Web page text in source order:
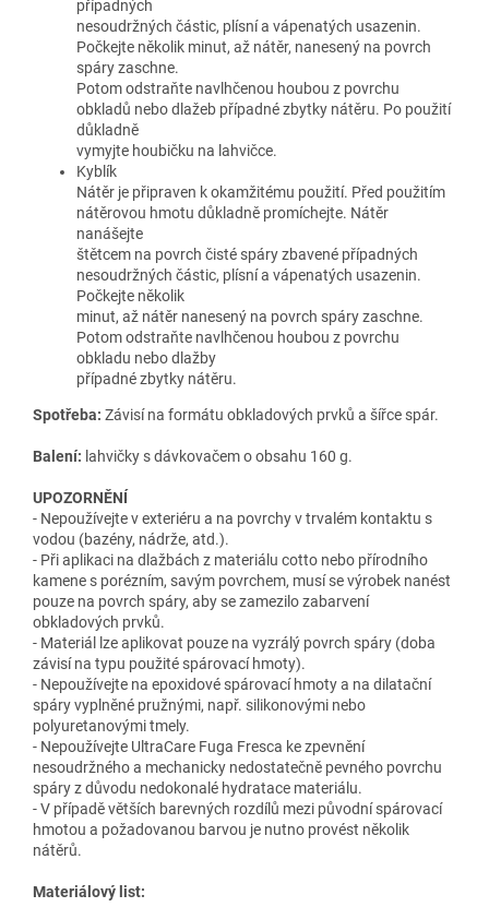
případných
nesoudržných částic, plísní a vápenatých usazenin.
Počkejte několik minut, až nátěr, nanesený na povrch
spáry zaschne.
Potom odstraňte navlhčenou houbou z povrchu
obkladů nebo dlažeb případné zbytky nátěru. Po použití
důkladně
vymyjte houbičku na lahvičce.
Kyblík
Nátěr je připraven k okamžitému použití. Před použitím
nátěrovou hmotu důkladně promíchejte. Nátěr
nanášejte
štětcem na povrch čisté spáry zbavené případných
nesoudržných částic, plísní a vápenatých usazenin.
Počkejte několik
minut, až nátěr nanesený na povrch spáry zaschne.
Potom odstraňte navlhčenou houbou z povrchu
obkladu nebo dlažby
případné zbytky nátěru.
Spotřeba: Závisí na formátu obkladových prvků a šířce spár.
Balení: lahvičky s dávkovačem o obsahu 160 g.
UPOZORNĚNÍ
- Nepoužívejte v exteriéru a na povrchy v trvalém kontaktu s
vodou (bazény, nádrže, atd.).
- Při aplikaci na dlažbách z materiálu cotto nebo přírodního
kamene s porézním, savým povrchem, musí se výrobek nanést
pouze na povrch spáry, aby se zamezilo zabarvení
obkladových prvků.
- Materiál lze aplikovat pouze na vyzrálý povrch spáry (doba
závisí na typu použité spárovací hmoty).
- Nepoužívejte na epoxidové spárovací hmoty a na dilatační
spáry vyplněné pružnými, např. silikonovými nebo
polyuretanovými tmely.
- Nepoužívejte UltraCare Fuga Fresca ke zpevnění
nesoudržného a mechanicky nedostatečně pevného povrchu
spáry z důvodu nedokonalé hydratace materiálu.
- V případě větších barevných rozdílů mezi původní spárovací
hmotou a požadovanou barvou je nutno provést několik
nátěrů.
Materiálový list: